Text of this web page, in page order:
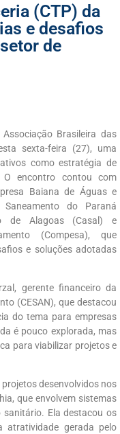
(CTP) da
e desafios
de
Brasileira das
sexta-feira (27), uma
como estratégia de
O encontro contou com
Baiana de Águas e
do Paraná
de Alagoas (Casal) e
(Compesa), que
e soluções adotadas
gerente financeiro da
(CESAN), que destacou
do tema para empresas
é pouco explorada, mas
para viabilizar projetos e
desenvolvidos nos
que envolvem sistemas
Ela destacou os
atratividade gerada pelo